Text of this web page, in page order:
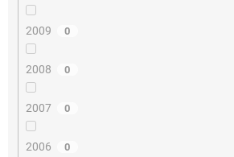
2009 0
2008 0
2007 0
2006 0